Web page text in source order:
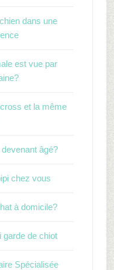
dans une
est vue par
et la même
âgé?
chez vous
à domicile?
garde de chiot
Spécialisée